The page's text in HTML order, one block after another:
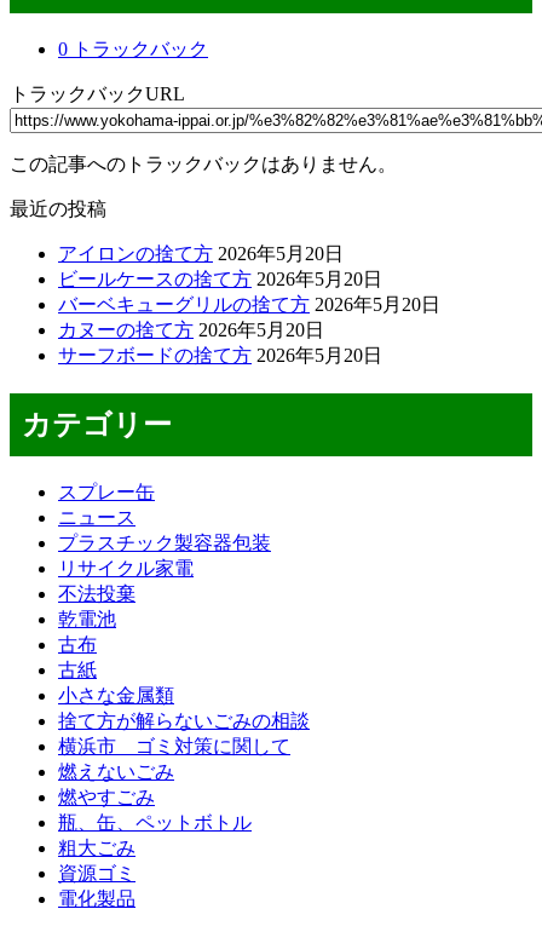
0 トラックバック
トラックバックURL
この記事へのトラックバックはありません。
最近の投稿
アイロンの捨て方 2026年5月20日
ビールケースの捨て方 2026年5月20日
バーベキューグリルの捨て方 2026年5月20日
カヌーの捨て方 2026年5月20日
サーフボードの捨て方 2026年5月20日
カテゴリー
スプレー缶
ニュース
プラスチック製容器包装
リサイクル家電
不法投棄
乾電池
古布
古紙
小さな金属類
捨て方が解らないごみの相談
横浜市 ゴミ対策に関して
燃えないごみ
燃やすごみ
瓶、缶、ペットボトル
粗大ごみ
資源ゴミ
電化製品